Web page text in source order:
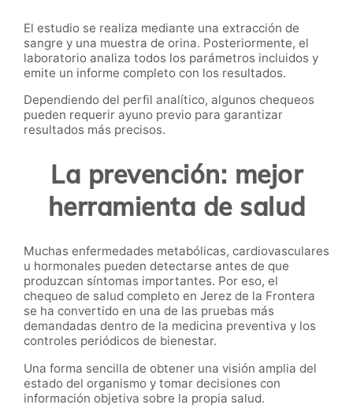
El estudio se realiza mediante una extracción de
sangre y una muestra de orina. Posteriormente, el
laboratorio analiza todos los parámetros incluidos y
emite un informe completo con los resultados.
Dependiendo del perfil analítico, algunos chequeos
pueden requerir ayuno previo para garantizar
resultados más precisos.
La prevención: mejor
herramienta de salud
Muchas enfermedades metabólicas, cardiovasculares
u hormonales pueden detectarse antes de que
produzcan síntomas importantes. Por eso, el
chequeo de salud completo en Jerez de la Frontera
se ha convertido en una de las pruebas más
demandadas dentro de la medicina preventiva y los
controles periódicos de bienestar.
Una forma sencilla de obtener una visión amplia del
estado del organismo y tomar decisiones con
información objetiva sobre la propia salud.